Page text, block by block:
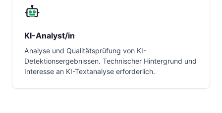
KI-Analyst/in
Analyse und Qualitätsprüfung von KI-
Detektionsergebnissen. Technischer Hintergrund und
Interesse an KI-Textanalyse erforderlich.